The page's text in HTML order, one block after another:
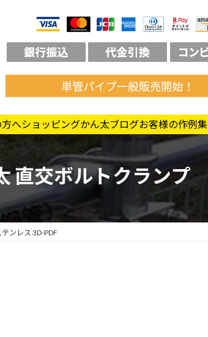
へショッピングかん太ブログお客様の作例集
直交ボルトクランプ
ンレス 3D-PDF